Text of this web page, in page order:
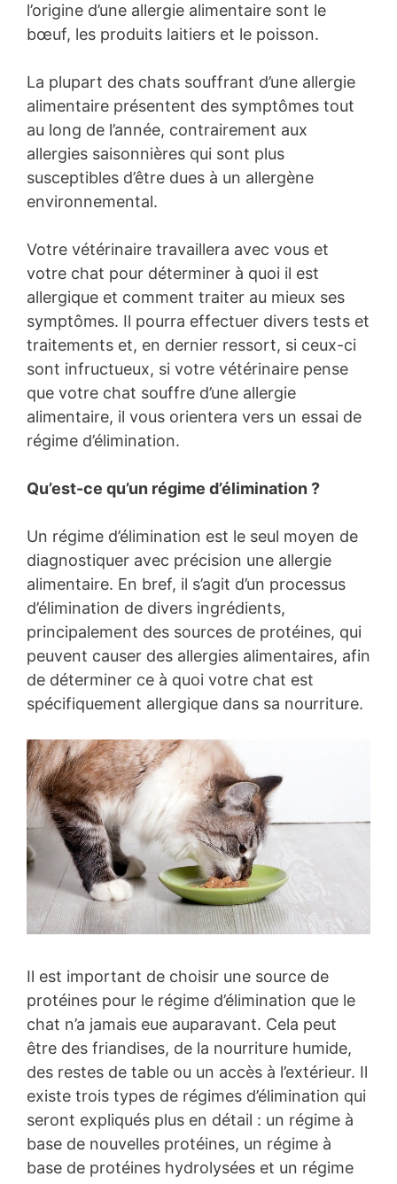
l’origine d’une allergie alimentaire sont le
bœuf, les produits laitiers et le poisson.
La plupart des chats souffrant d’une allergie
alimentaire présentent des symptômes tout
au long de l’année, contrairement aux
allergies saisonnières qui sont plus
susceptibles d’être dues à un allergène
environnemental.
Votre vétérinaire travaillera avec vous et
votre chat pour déterminer à quoi il est
allergique et comment traiter au mieux ses
symptômes. Il pourra effectuer divers tests et
traitements et, en dernier ressort, si ceux-ci
sont infructueux, si votre vétérinaire pense
que votre chat souffre d’une allergie
alimentaire, il vous orientera vers un essai de
régime d’élimination.
Qu’est-ce qu’un régime d’élimination ?
Un régime d’élimination est le seul moyen de
diagnostiquer avec précision une allergie
alimentaire. En bref, il s’agit d’un processus
d’élimination de divers ingrédients,
principalement des sources de protéines, qui
peuvent causer des allergies alimentaires, afin
de déterminer ce à quoi votre chat est
spécifiquement allergique dans sa nourriture.
Il est important de choisir une source de
protéines pour le régime d’élimination que le
chat n’a jamais eue auparavant. Cela peut
être des friandises, de la nourriture humide,
des restes de table ou un accès à l’extérieur. Il
existe trois types de régimes d’élimination qui
seront expliqués plus en détail : un régime à
base de nouvelles protéines, un régime à
base de protéines hydrolysées et un régime